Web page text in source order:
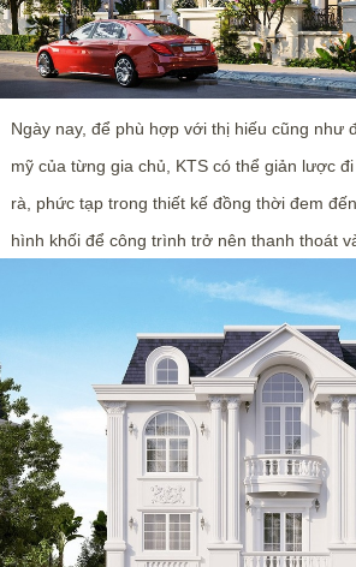
Ngày nay, để phù hợp với thị hiếu cũng như
mỹ của từng gia chủ, KTS có thể giản lược
rà, phức tạp trong thiết kế đồng thời đem
hình khối để công trình trở nên thanh thoát